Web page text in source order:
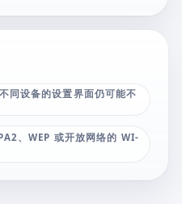
同设备的设置界面仍可能不
、WEP 或开放网络的 WI-